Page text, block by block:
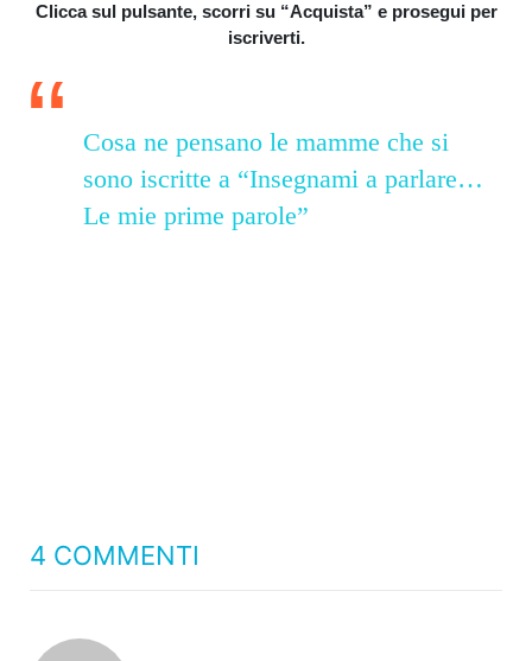
Clicca sul pulsante, scorri su “Acquista” e prosegui per
iscriverti.
Cosa ne pensano le mamme che si
sono iscritte a “Insegnami a parlare…
Le mie prime parole”
4 COMMENTI